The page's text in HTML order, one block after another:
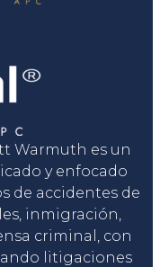
Warmuth es un
y enfocado
de accidentes de
inmigración,
criminal, con
litigaciones